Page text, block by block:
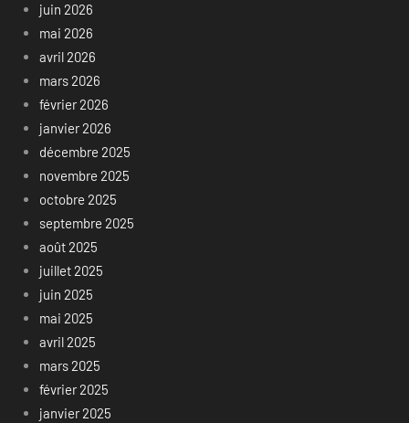
juin 2026
mai 2026
avril 2026
mars 2026
février 2026
janvier 2026
décembre 2025
novembre 2025
octobre 2025
septembre 2025
août 2025
juillet 2025
juin 2025
mai 2025
avril 2025
mars 2025
février 2025
janvier 2025